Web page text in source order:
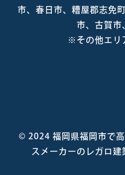
市、春日市、糟屋郡志免
市、古賀市
※その他エリ
© 2024 福岡県福岡市で
スメーカーのレガロ建